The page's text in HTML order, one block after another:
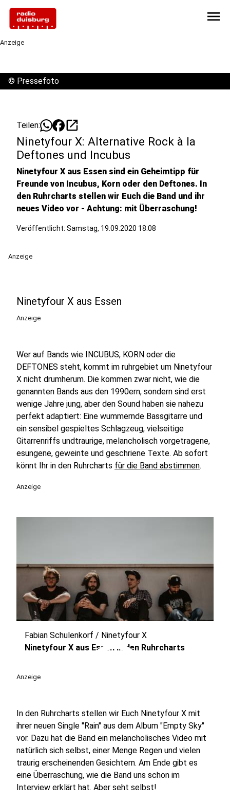
menu
Anzeige
© Pressefoto
Teilen: open_in_new
Ninetyfour X: Alternative Rock à la
Deftones und Incubus
Ninetyfour X aus Essen sind ein Geheimtipp für
Freunde von Incubus, Korn oder den Deftones. In
den Ruhrcharts stellen wir Euch die Band und ihr
neues Video vor - Achtung: mit Überraschung!
Veröffentlicht: Samstag, 19.09.2020 18:08
Anzeige
Ninetyfour X aus Essen
Anzeige
Wer auf Bands wie INCUBUS, KORN oder die
DEFTONES steht, kommt im ruhrgebiet um Ninetyfour
X nicht drumherum. Die kommen zwar nicht, wie die
genannten Bands aus den 1990ern, sondern sind erst
wenige Jahre jung, aber den Sound haben sie nahezu
perfekt adaptiert: Eine wummernde Bassgitarre und
ein sensibel gespieltes Schlagzeug, vielseitige
Gitarrenriffs undtraurige, melancholisch vorgetragene,
esungene, geweinte und geschriene Texte. Ab sofort
könnt Ihr in den Ruhrcharts für die Band abstimmen.
Anzeige
play_circle
Fabian Schulenkorf / Ninetyfour X
Ninetyfour X aus Essen in den Ruhrcharts
Anzeige
In den Ruhrcharts stellen wir Euch Ninetyfour X mit
ihrer neuen Single "Rain" aus dem Album "Empty Sky"
vor. Dazu hat die Band ein melancholisches Video mit
natürlich sich selbst, einer Menge Regen und vielen
traurig erscheinenden Gesichtern. Am Ende gibt es
eine Überraschung, wie die Band uns schon im
Interview erklärt hat. Aber seht selbst!